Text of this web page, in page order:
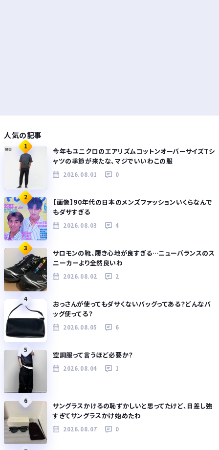
人気の記事
1
今年もユニクロのエアリズムコットンオーバーサイズTシ
ャツの季節が来たな、マジでいいわこの服
2026.08.01 0
2
【画像】90年代の日本のメンズファッションいくらなんで
もダサすぎる
2026.08.03 4
3
サロモンの靴、履き心地が良すぎる…ニューバランスのス
ニーカーより全然良いわ
2026.08.02 2
4
おっさんが使ってもダサくないバッグってある？どんなバ
ッグ使ってる？
2026.08.05 6
5
空調服って言うほど必要か？
2026.08.04 1
6
サングラスかけるの恥ずかしいと思ってたけど、日差し強
すぎてサングラスかけ始めたわ
2026.08.07 0